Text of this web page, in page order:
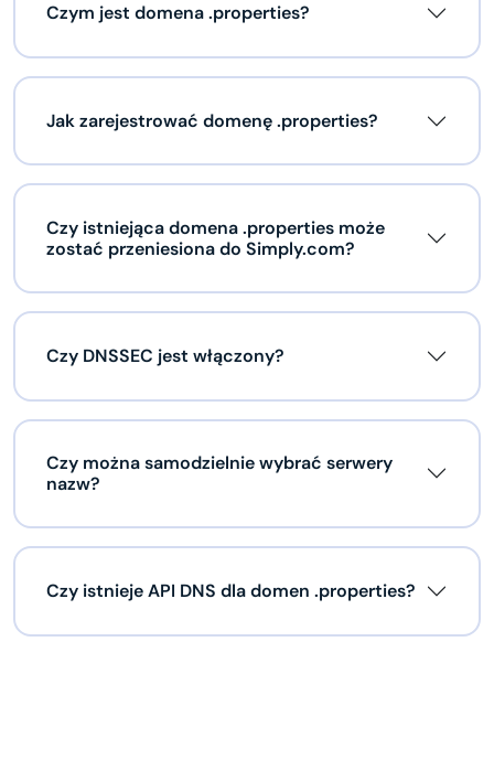
Czym jest domena .properties?
Jak zarejestrować domenę .properties?
Czy istniejąca domena .properties może
zostać przeniesiona do Simply.com?
Czy DNSSEC jest włączony?
Czy można samodzielnie wybrać serwery
nazw?
Czy istnieje API DNS dla domen .properties?